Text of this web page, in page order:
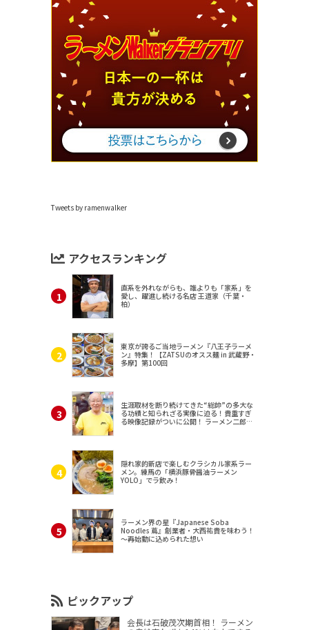
Tweets by ramenwalker
アクセスランキング
直系を外れながらも、誰よりも「家系」を
愛し、躍進し続ける名店 王道家（千葉・
柏）
東京が誇るご当地ラーメン『八王子ラーメ
ン』特集！【ZATSUのオスス麺 in 武蔵野・
多摩】第100回
生涯取材を断り続けてきた“総帥”の多大な
る功績と知られざる実像に迫る！貴重すぎ
る映像記録がついに公開！ ラーメン二郎
隠れ家的新店で楽しむクラシカル家系ラー
メン。練馬の「横浜豚骨醤油ラーメン
YOLO」でラ飲み！
ラーメン界の星『Japanese Soba
Noodles 蔦』創業者・大西祐貴を味わう！
～再始動に込められた想い
ピックアップ
会長は石破茂次期首相！ ラーメン